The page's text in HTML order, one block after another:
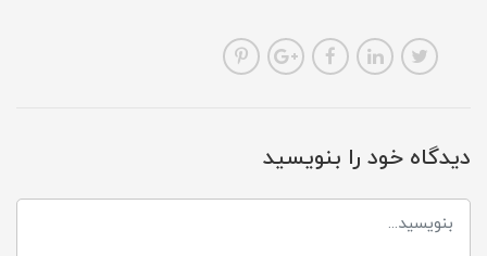
دیدگاه خود را بنویسید